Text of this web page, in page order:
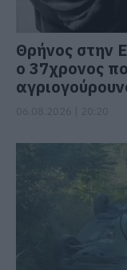
Θρήνος στην
ο 37χρονος